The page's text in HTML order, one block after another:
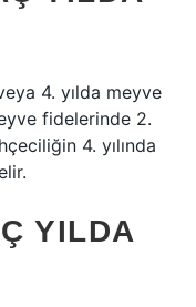
4. yılda meyve
fidelerinde 2.
4. yılında
YILDA